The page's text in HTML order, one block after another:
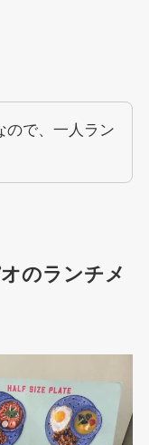
ので、一人ラン
のランチメ